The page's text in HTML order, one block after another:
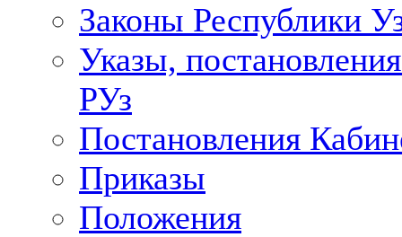
Законы Республики
Указы,
РУз
Постановления
Приказы
Положения